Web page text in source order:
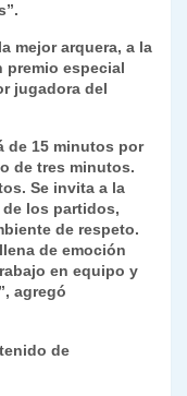
mejor arquera, a la
premio especial
jugadora del
de 15 minutos por
de tres minutos.
Se invita a la
los partidos,
de respeto.
de emoción
en equipo y
agregó
de